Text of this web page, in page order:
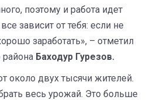
поэтому и работа идет
зависит от тебя: если не
заработать», – отметил
Баходур Гурезов.
около двух тысячи жителей.
весь урожай. Это больше